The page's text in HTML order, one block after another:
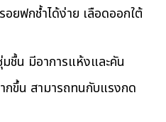
ยฟกช้ำได้ง่าย เลือดออกใต้
ชื้น มีอาการแห้งและคัน
กขึ้น สามารถทนกับแรงกด